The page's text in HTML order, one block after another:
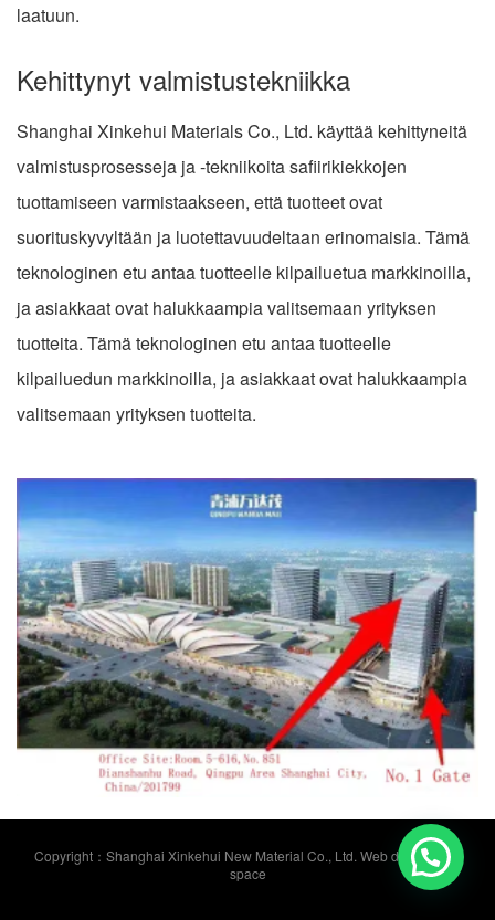
laatuun.
Kehittynyt valmistustekniikka
Shanghai Xinkehui Materials Co., Ltd. käyttää kehittyneitä
valmistusprosesseja ja -tekniikoita safiirikiekkojen
tuottamiseen varmistaakseen, että tuotteet ovat
suorituskyvyltään ja luotettavuudeltaan erinomaisia. Tämä
teknologinen etu antaa tuotteelle kilpailuetua markkinoilla,
ja asiakkaat ovat halukkaampia valitsemaan yrityksen
tuotteita. Tämä teknologinen etu antaa tuotteelle
kilpailuedun markkinoilla, ja asiakkaat ovat halukkaampia
valitsemaan yrityksen tuotteita.
Copyright：Shanghai Xinkehui New Material Co., Ltd. Web design：91
space